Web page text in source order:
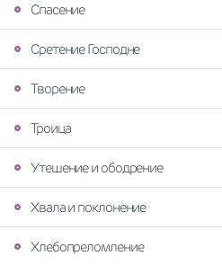
Спасение
Сретение Господне
Творение
Троица
Утешение и ободрение
Хвала и поклонение
Хлебопреломление